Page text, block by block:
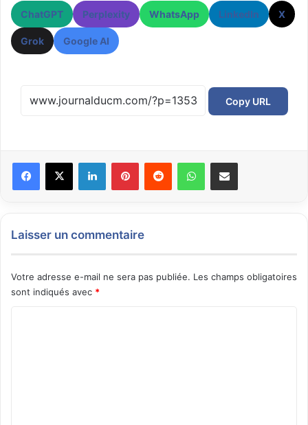
ChatGPT Perplexity WhatsApp LinkedIn X
Grok Google AI
Copy URL
Laisser un commentaire
Votre adresse e-mail ne sera pas publiée. Les champs obligatoires
sont indiqués avec *